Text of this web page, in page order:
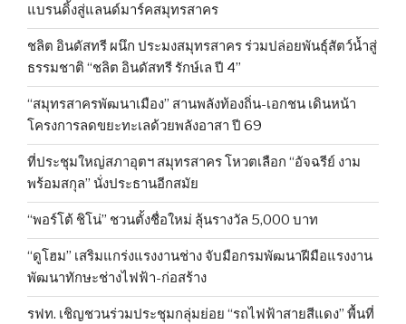
แบรนดิ้งสู่แลนด์มาร์คสมุทรสาคร
ชลิต อินดัสทรี ผนึก ประมงสมุทรสาคร ร่วมปล่อยพันธุ์สัตว์น้ำสู่
ธรรมชาติ “ชลิต อินดัสทรี รักษ์เล ปี 4”
“สมุทรสาครพัฒนาเมือง” สานพลังท้องถิ่น-เอกชน เดินหน้า
โครงการลดขยะทะเลด้วยพลังอาสา ปี 69
ที่ประชุมใหญ่สภาอุตฯ สมุทรสาคร โหวตเลือก “อัจฉรีย์ งาม
พร้อมสกุล” นั่งประธานอีกสมัย
“พอร์โต้ ชิโน่” ชวนตั้งชื่อใหม่ ลุ้นรางวัล 5,000 บาท
“ดูโฮม” เสริมแกร่งแรงงานช่าง จับมือกรมพัฒนาฝีมือแรงงาน
พัฒนาทักษะช่างไฟฟ้า-ก่อสร้าง
รฟท. เชิญชวนร่วมประชุมกลุ่มย่อย “รถไฟฟ้าสายสีแดง” พื้นที่